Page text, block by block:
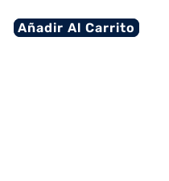
Añadir Al Carrito